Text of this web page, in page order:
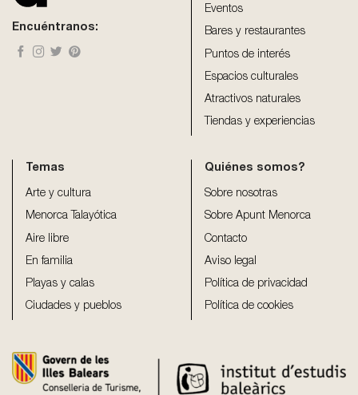
Encuéntranos:
Eventos
Bares y restaurantes
Puntos de interés
Espacios culturales
Atractivos naturales
Tiendas y experiencias
Temas
Arte y cultura
Menorca Talayótica
Aire libre
En familia
Playas y calas
Ciudades y pueblos
Quiénes somos?
Sobre nosotras
Sobre Apunt Menorca
Contacto
Aviso legal
Política de privacidad
Política de cookies